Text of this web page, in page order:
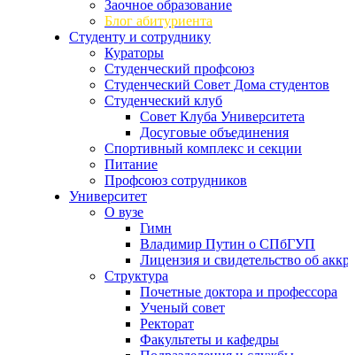
Заочное образование
Блог абитуриента
Студенту и сотруднику
Кураторы
Студенческий профсоюз
Студенческий Совет Дома студентов
Студенческий клуб
Совет Клуба Университета
Досуговые объединения
Спортивный комплекс и секции
Питание
Профсоюз сотрудников
Университет
О вузе
Гимн
Владимир Путин о СПбГУП
Лицензия и свидетельство об
Структура
Почетные доктора и профессора
Ученый совет
Ректорат
Факультеты и кафедры